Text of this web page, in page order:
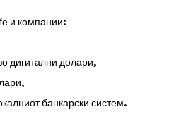
и компании:
дигитални долари,
банкарски систем.